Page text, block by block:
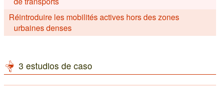
Réintroduire les mobilités actives hors des zones
urbaines denses
3 estudios de caso